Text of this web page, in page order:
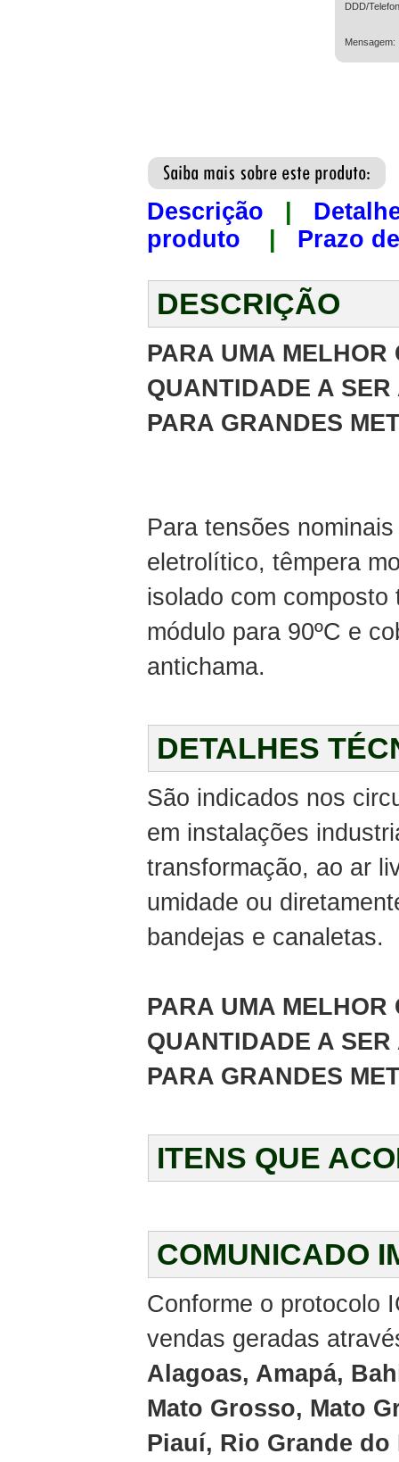
DDD/
Mensagem:
Descrição
produto
Prazo
DESCRIÇÃO
PARA UMA MELHOR
QUANTIDADE A
PARA GRANDES
Para tensões
eletrolítico, têmpera
isolado com
módulo para 90ºC e
antichama.
DETALHES
São indicados nos
em instalações
transformação, ao ar
umidade ou
bandejas e canaletas.
PARA UMA MELHOR
QUANTIDADE A
PARA GRANDES
ITENS QUE
COMUNICADO
Conforme o protocolo
vendas geradas
Alagoas, Amapá,
Mato Grosso, Mato
Piauí, Rio Grande